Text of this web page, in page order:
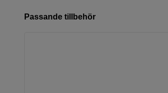
Passande tillbehör